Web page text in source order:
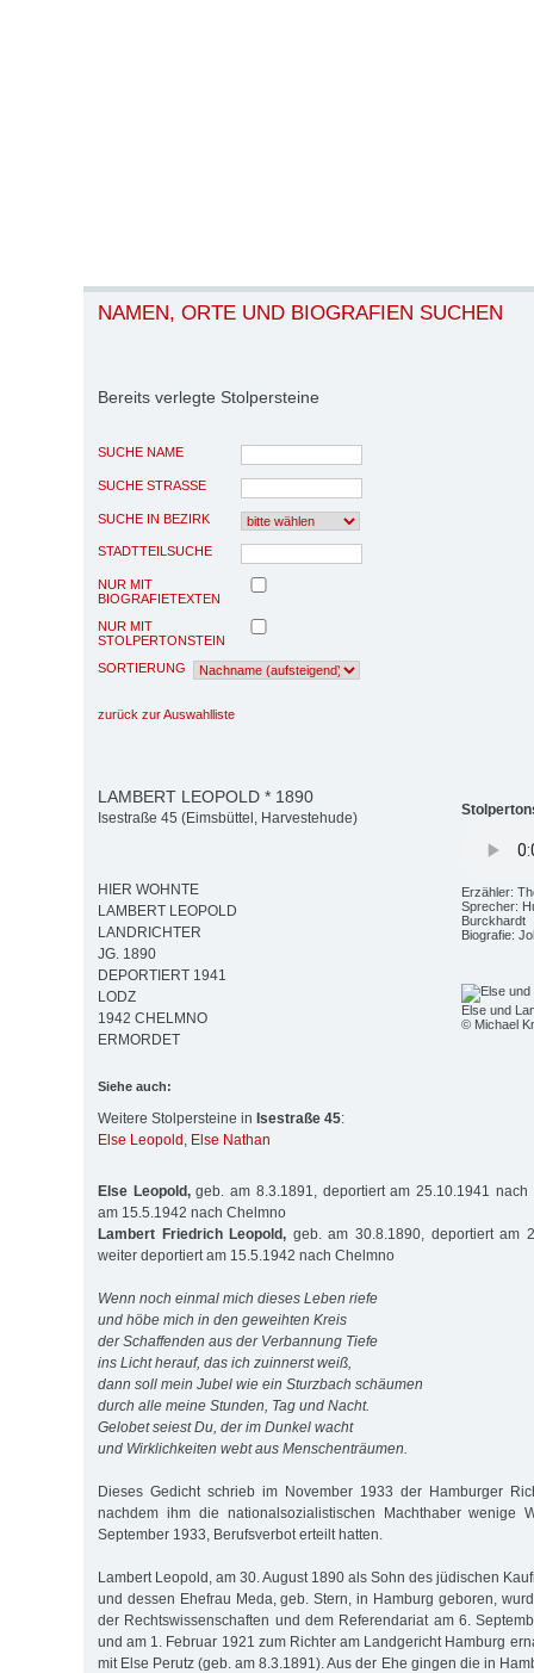
NAMEN, ORTE UND BIOGRAFIEN SUCHEN
Bereits verlegte Stolpersteine
SUCHE NAME
SUCHE STRASSE
SUCHE IN BEZIRK
STADTTEILSUCHE
NUR MIT
BIOGRAFIETEXTEN
NUR MIT
STOLPERTONSTEIN
SORTIERUNG
zurück zur Auswahlliste
Erzähler:
Sprecher:
Burckhardt
Biografie:
Else und
© Michael
LAMBERT LEOPOLD * 1890
Isestraße 45 (Eimsbüttel, Harvestehude)
HIER WOHNTE
LAMBERT LEOPOLD
LANDRICHTER
JG. 1890
DEPORTIERT 1941
LODZ
1942 CHELMNO
ERMORDET
Siehe auch:
Weitere Stolpersteine in Isestraße 45:
Else Leopold , Else Nathan
Else Leopold,geb. am 8.3.1891, deportiert am 25.10.1941 nach
am 15.5.1942 nach Chelmno
Lambert Friedrich Leopold, geb. am 30.8.1890, deportiert am
weiter deportiert am 15.5.1942 nach Chelmno
Wenn noch einmal mich dieses Leben riefe
und höbe mich in den geweihten Kreis
der Schaffenden aus der Verbannung Tiefe
ins Licht herauf, das ich zuinnerst weiß,
dann soll mein Jubel wie ein Sturzbach schäumen
durch alle meine Stunden, Tag und Nacht.
Gelobet seiest Du, der im Dunkel wacht
und Wirklichkeiten webt aus Menschenträumen.
Dieses Gedicht schrieb im November 1933 der Hamburger
nachdem ihm die nationalsozialistischen Machthaber wenige
September 1933, Berufsverbot erteilt hatten.
Lambert Leopold, am 30. August 1890 als Sohn des jüdischen
und dessen Ehefrau Meda, geb. Stern, in Hamburg geboren,
der Rechtswissenschaften und dem Referendariat am 6.
und am 1. Februar 1921 zum Richter am Landgericht Hamburg
mit Else Perutz (geb. am 8.3.1891). Aus der Ehe gingen die in